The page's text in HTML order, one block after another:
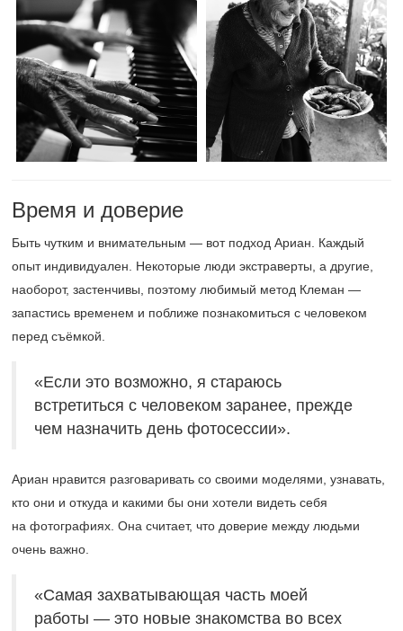
Время и доверие
Быть чутким и внимательным — вот подход Ариан. Каждый
опыт индивидуален. Некоторые люди экстраверты, а другие,
наоборот, застенчивы, поэтому любимый метод Клеман —
запастись временем и поближе познакомиться с человеком
перед съёмкой.
«Если это возможно, я стараюсь
встретиться с человеком заранее, прежде
чем назначить день фотосессии».
Ариан нравится разговаривать со своими моделями, узнавать,
кто они и откуда и какими бы они хотели видеть себя
на фотографиях. Она считает, что доверие между людьми
очень важно.
«Самая захватывающая часть моей
работы — это новые знакомства во всех